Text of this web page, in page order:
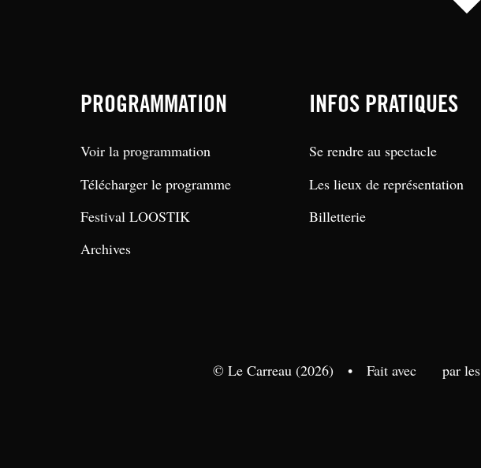
PROGRAMMATION
Voir la programmation
Télécharger le programme
Festival LOOSTIK
Archives
INFOS PRATIQUES
Se rendre au spectacle
Les lieux de représentation
Billetterie
© Le Carreau (2026) • Fait avec par